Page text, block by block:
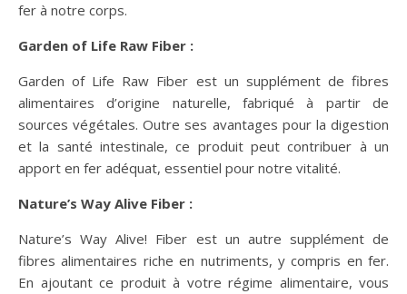
fer à notre corps.
Garden of Life Raw Fiber :
Garden of Life Raw Fiber est un supplément de fibres
alimentaires d’origine naturelle, fabriqué à partir de
sources végétales. Outre ses avantages pour la digestion
et la santé intestinale, ce produit peut contribuer à un
apport en fer adéquat, essentiel pour notre vitalité.
Nature’s Way Alive Fiber :
Nature’s Way Alive! Fiber est un autre supplément de
fibres alimentaires riche en nutriments, y compris en fer.
En ajoutant ce produit à votre régime alimentaire, vous